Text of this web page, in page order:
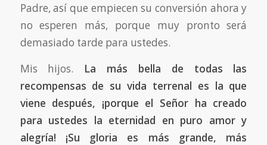
Padre, así que empiecen su conversión ahora y
no esperen más, porque muy pronto será
demasiado tarde para ustedes.
Mis hijos. La más bella de todas las
recompensas de su vida terrenal es la que
viene después, ¡porque el Señor ha creado
para ustedes la eternidad en puro amor y
alegría! ¡Su gloria es más grande, más